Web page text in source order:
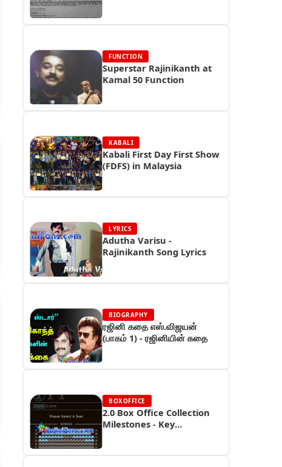
FUNCTION
Superstar Rajinikanth at
Kamal 50 Function
KABALI
Kabali First Day First Show
(FDFS) in Malaysia
LYRICS
Adutha Varisu -
Rajinikanth Song Lyrics
BIOGRAPHY
ரஜினி கதை எஸ்.விஜயன்
(பாகம் 1) - ரஜினியின் கதை
BOXOFFICE
2.0 Box Office Collection
Milestones - Key